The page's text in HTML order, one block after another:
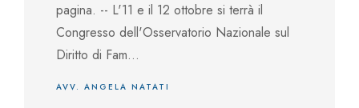
pagina. -- L'11 e il 12 ottobre si terrà il
Congresso dell'Osservatorio Nazionale sul
Diritto di Fam...
AVV. ANGELA NATATI